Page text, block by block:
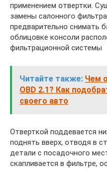
применением отвертки.
замены салонного
предварительно снимать
облицовке консоли
фильтрационной системы
Читайте также: Чем
OBD 2.1? Как
своего авто
Отверткой поддевается
поднять вверх, отводя в
детали с посадочного
скапливается в фильтре,